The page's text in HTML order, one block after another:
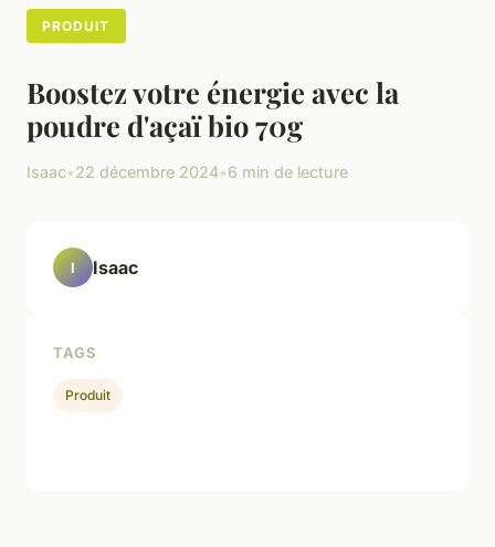
PRODUIT
Boostez votre énergie avec la
poudre d'açaï bio 70g
Isaac•22 décembre 2024•6 min de lecture
I Isaac
TAGS
Produit